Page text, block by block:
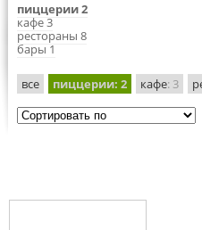
пиццерии 2
кафе 3
рестораны 8
бары 1
все пиццерии: 2 кафе: 3